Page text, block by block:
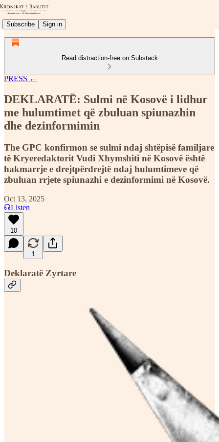
Subscribe Sign in
Read distraction-free on Substack
PRESS ←
DEKLARATË: Sulmi në Kosovë i lidhur
me hulumtimet që zbuluan spiunazhin
dhe dezinformimin
The GPC konfirmon se sulmi ndaj shtëpisë familjare
të Kryeredaktorit Vudi Xhymshiti në Kosovë është
hakmarrje e drejtpërdrejtë ndaj hulumtimeve që
zbuluan rrjete spiunazhi e dezinformimi në Kosovë.
Oct 13, 2025
Listen
10
1
Deklaratë Zyrtare